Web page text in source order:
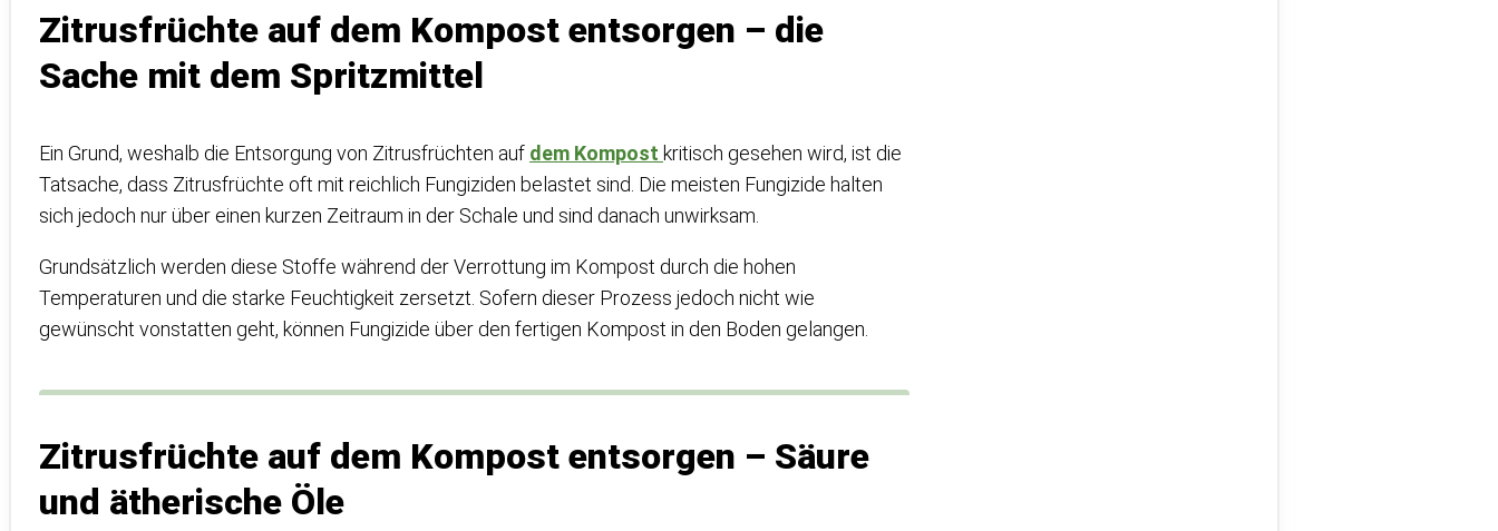
Zitrusfrüchte auf dem Kompost entsorgen – die
Sache mit dem Spritzmittel
Ein Grund, weshalb die Entsorgung von Zitrusfrüchten auf dem Kompost kritisch gesehen wird, ist die
Tatsache, dass Zitrusfrüchte oft mit reichlich Fungiziden belastet sind. Die meisten Fungizide halten
sich jedoch nur über einen kurzen Zeitraum in der Schale und sind danach unwirksam.
Grundsätzlich werden diese Stoffe während der Verrottung im Kompost durch die hohen
Temperaturen und die starke Feuchtigkeit zersetzt. Sofern dieser Prozess jedoch nicht wie
gewünscht vonstatten geht, können Fungizide über den fertigen Kompost in den Boden gelangen.
Zitrusfrüchte auf dem Kompost entsorgen – Säure
und ätherische Öle